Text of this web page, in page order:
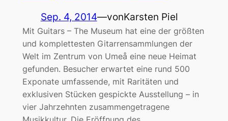
Sep. 4, 2014—vonKarsten Piel
Mit Guitars – The Museum hat eine der größten
und komplettesten Gitarrensammlungen der
Welt im Zentrum von Umeå eine neue Heimat
gefunden. Besucher erwartet eine rund 500
Exponate umfassende, mit Raritäten und
exklusiven Stücken gespickte Ausstellung – in
vier Jahrzehnten zusammengetragene